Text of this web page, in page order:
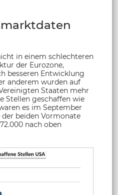
in einem schlechteren
der Eurozone,
besseren Entwicklung
anderem wurden auf
Staaten mehr
Stellen geschaffen wie
es im September
beiden Vormonate
nach oben